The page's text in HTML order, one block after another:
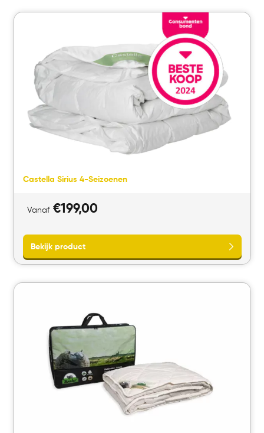
Castella Sirius 4-Seizoenen
Vanaf €199,00